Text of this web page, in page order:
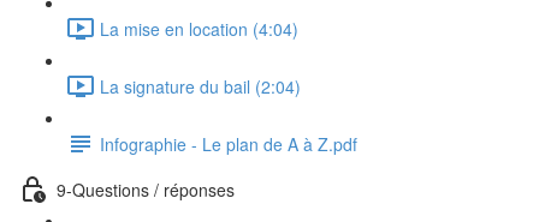
La mise en location (4:04)
La signature du bail (2:04)
Infographie - Le plan de A à Z.pdf
9-Questions / réponses